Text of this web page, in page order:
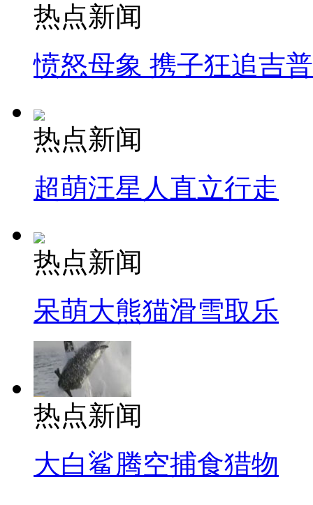
热点新闻
愤怒母象 携子狂追吉
热点新闻
超萌汪星人直立行走
热点新闻
呆萌大熊猫滑雪取乐
热点新闻
大白鲨腾空捕食猎物